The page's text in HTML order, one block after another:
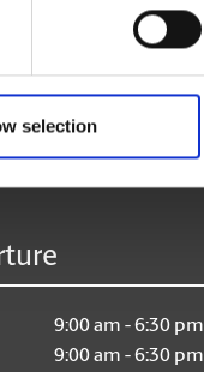
selection
9:00 am - 6:30 pm
9:00 am - 6:30 pm